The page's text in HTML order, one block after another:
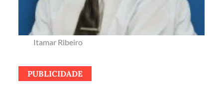
Itamar Ribeiro
PUBLICIDADE